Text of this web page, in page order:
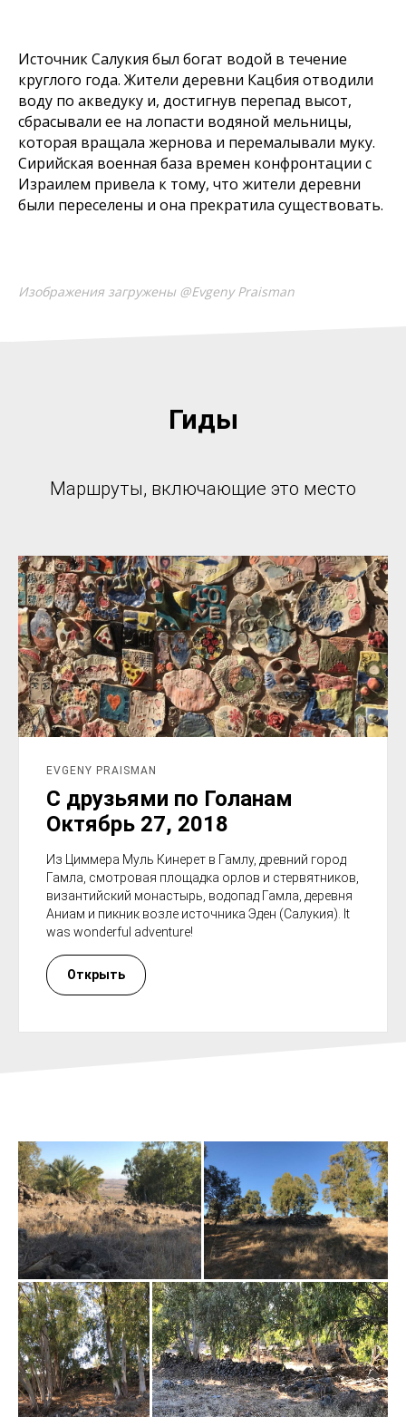
Источник Салукия был богат водой в течение
круглого года. Жители деревни Кацбия отводили
воду по акведуку и, достигнув перепад высот,
сбрасывали ее на лопасти водяной мельницы,
которая вращала жернова и перемалывали муку.
Сирийская военная база времен конфронтации с
Израилем привела к тому, что жители деревни
были переселены и она прекратила существовать.
Изображения загружены @Evgeny Praisman
Гиды
Маршруты, включающие это место
EVGENY PRAISMAN
С друзьями по Голанам
Октябрь 27, 2018
Из Циммера Муль Кинерет в Гамлу, древний город
Гамла, смотровая площадка орлов и стервятников,
византийский монастырь, водопад Гамла, деревня
Аниам и пикник возле источника Эден (Салукия). It
was wonderful adventure!
Открыть